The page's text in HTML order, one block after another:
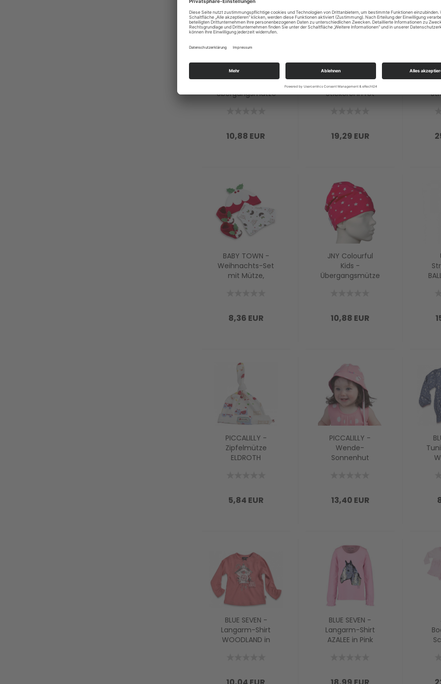
JNY Colourful
Übergangsmütze
10,88 EUR
MIM-PI - Kleid
mit Pailletten-
Stickerei in rot
19,29 EUR
BABY TOWN -
Weihnachts-Set
mit Mütze,
8,36 EUR
JNY Colourful
Kids -
Übergangsmütze
10,88 EUR
PICCALILLY -
Zipfelmütze
ELDROTH
5,84 EUR
PICCALILLY -
Wende-
Sonnenhut
verwendbar)
13,40 EUR
BLUE SEVEN -
Langarm-Shirt
WOODLAND in
BLUE SEVEN -
Langarm-Shirt
AZALEE in Pink